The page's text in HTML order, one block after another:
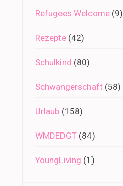
Refugees Welcome (9)
Rezepte (42)
Schulkind (80)
Schwangerschaft (58)
Urlaub (158)
WMDEDGT (84)
YoungLiving (1)